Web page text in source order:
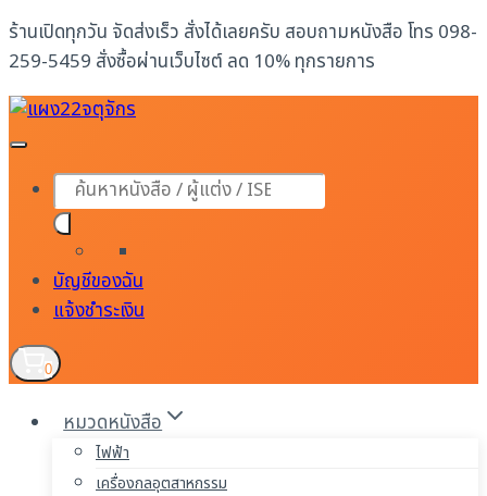
Skip
to
content
ร้านเปิดทุกวัน จัดส่งเร็ว สั่งได้เลยครับ สอบถามหนังสือ โทร 098-
259-5459 สั่งซื้อผ่านเว็บไซต์ ลด 10% ทุกรายการ
Products
search
บัญชีของฉัน
แจ้งชำระเงิน
0
หมวดหนังสือ
ไฟฟ้า
เครื่องกลอุตสาหกรรม